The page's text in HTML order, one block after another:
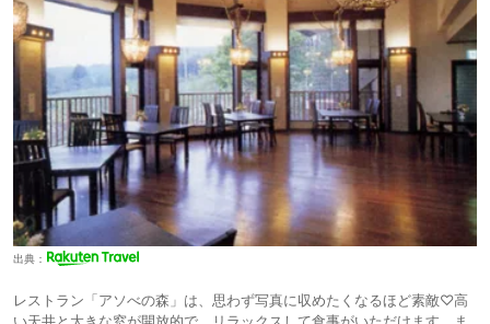
出典：
レストラン「アソべの森」は、思わず写真に収めたくなるほど素敵♡高
い天井と大きな窓が開放的で、リラックスして食事がいただけます。ま